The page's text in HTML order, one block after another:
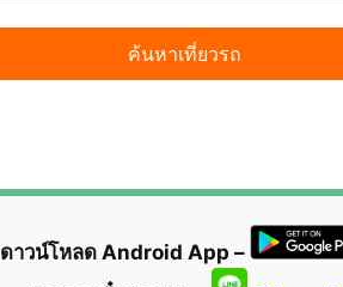
ดาวน์โหลด Android App –